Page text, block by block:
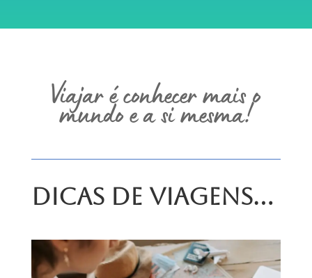
Viajar é conhecer mais o
mundo e a si mesma!
Dicas de Viagens…